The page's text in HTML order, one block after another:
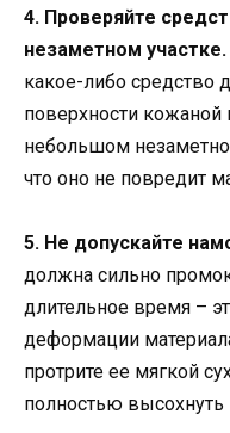
4. Проверяйте
незаметном участке.
какое-либо средство
поверхности кожаной
небольшом
что оно не повредит
5. Не допускайте
должна сильно
длительное время –
деформации
протрите ее мягкой
полностью высохнуть